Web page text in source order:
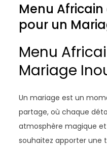
Menu Africain
pour un
Menu
Mariage
Un mariage est un
partage, où chaque
atmosphère magique
souhaitez apporter une